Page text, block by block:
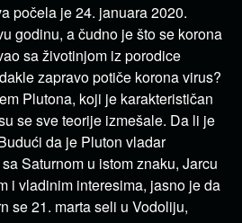
počela je 24. januara 2020.
godinu, a čudno je što se korona
sa životinjom iz porodice
zapravo potiče korona virus?
Plutona, koji je karakterističan
se sve teorije izmešale. Da li je
da je Pluton vladar
Saturnom u istom znaku, Jarcu
i vladinim interesima, jasno je da
se 21. marta seli u Vodoliju,